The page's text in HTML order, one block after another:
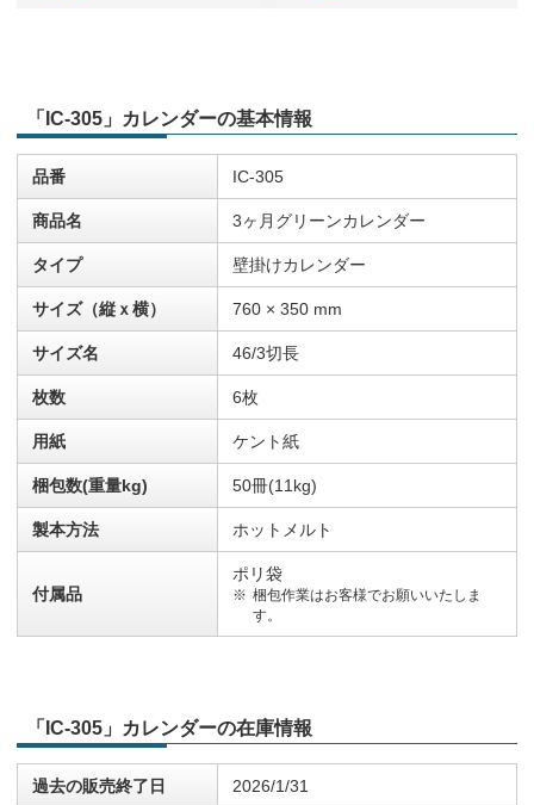
「IC-305」カレンダーの基本情報
品番 IC-305
商品名 3ヶ月グリーンカレンダー
タイプ 壁掛けカレンダー
サイズ（縦ｘ横） 760 × 350 mm
サイズ名 46/3切長
枚数 6枚
用紙 ケント紙
梱包数(重量kg) 50冊(11kg)
製本方法 ホットメルト
付属品
ポリ袋
梱包作業はお客様でお願いいたしま
す。
「IC-305」カレンダーの在庫情報
過去の販売終了日 2026/1/31